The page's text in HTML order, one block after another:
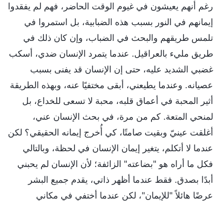
رغم أنهم يعيشون في غيوم الوقت الحاضر، فهم لم يفقدوا
إيمانهم في النور بسبب هذه الضبابية، بل استمروا في
تلمس طريقهم والبحث في الضباب، وإن كان ذلك في
طريق مليء بالعراقيل. عندما يتمرد الإنسان ضدي، أسكب
غضبي الشديد عليه، حتى إن الإنسان قد يفنى بسبب
عصيانه. وعندما يطيعني، أبقى مختفيًا عنه، وبهذه الطريقة
أثير المحبة في أعماق قلبه، محبة لا تسعى للخداع، بل
لمنحي المتعة. كم من مرة، في بحث الإنسان عني،
أغلقت عينيّ وبقيت صامتًا، كي أُخرج إيمانه الحقيقي؟ لكن
عندما لا أتكلم، يتغير إيمان الإنسان في لحظة، وبالتالي
فكل ما أراه هو "بضاعته" الزائفة؛ لأن الإنسان لم يحبني
أبدًا بصدق. فقط عندما أظهر ذاتي، يقدم جميع البشر
عرضًا هائلاً "للإيمان"، لكن عندما أختفي في مكاني